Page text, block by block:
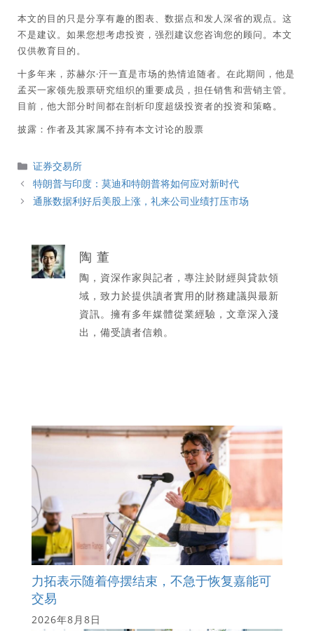
本文的目的只是分享有趣的图表、数据点和发人深省的观点。这
不是建议。如果您想考虑投资，强烈建议您咨询您的顾问。本文
仅供教育目的。
十多年来，苏赫尔·汗一直是市场的热情追随者。在此期间，他是
孟买一家领先股票研究组织的重要成员，担任销售和营销主管。
目前，他大部分时间都在剖析印度超级投资者的投资和策略。
披露：作者及其家属不持有本文讨论的股票
分
類
证券交易所
特朗普与印度：莫迪和特朗普将如何应对新时代
通胀数据利好后美股上涨，礼来公司业绩打压市场
陶 董
陶，資深作家與記者，專注於財經與貸款領
域，致力於提供讀者實用的財務建議與最新
資訊。擁有多年媒體從業經驗，文章深入淺
出，備受讀者信賴。
力拓表示随着停摆结束，不急于恢复嘉能可
交易
2026年8月8日